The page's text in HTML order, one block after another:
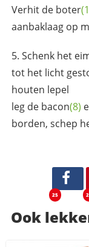
Verhit de boter
aanbaklaag op
Schenk het
tot het licht
houten lepel
leg de bacon(8)
borden, schep
25
Ook